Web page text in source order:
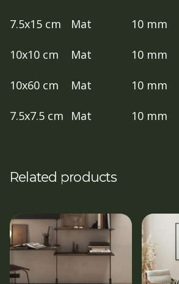
7.5x15 cm Mat 10 mm
10x10 cm Mat 10 mm
10x60 cm Mat 10 mm
7.5x7.5 cm Mat 10 mm
Related products